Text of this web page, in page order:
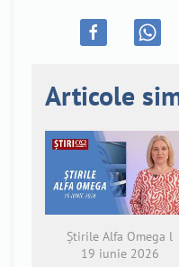
Articole
Știrile Alfa Omega l
19 iunie 2026